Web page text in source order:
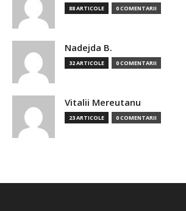
88 ARTICOLE 0 COMENTARII
Nadejda B.
32 ARTICOLE 0 COMENTARII
Vitalii Mereutanu
23 ARTICOLE 0 COMENTARII